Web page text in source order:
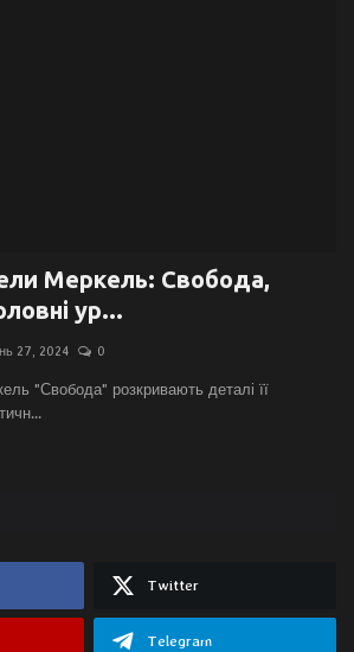
Меркель: Свобода,
ур...
27, 2024 0
"Свобода" розкривають деталі її
Twitter
Telegram